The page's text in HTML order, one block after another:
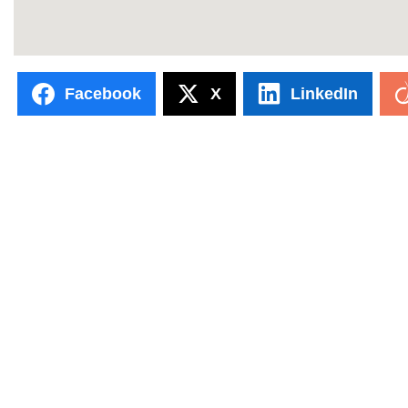
Facebook X LinkedIn